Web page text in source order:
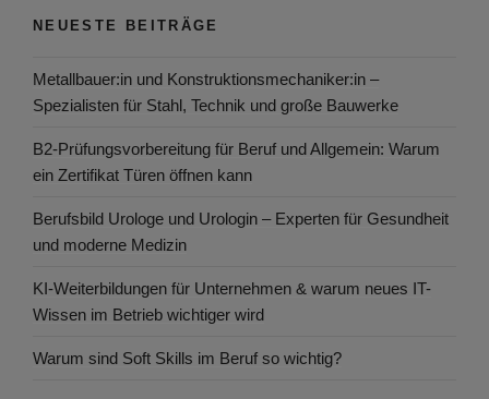
NEUESTE BEITRÄGE
Metallbauer:in und Konstruktionsmechaniker:in –
Spezialisten für Stahl, Technik und große Bauwerke
B2-Prüfungsvorbereitung für Beruf und Allgemein: Warum
ein Zertifikat Türen öffnen kann
Berufsbild Urologe und Urologin – Experten für Gesundheit
und moderne Medizin
KI-Weiterbildungen für Unternehmen & warum neues IT-
Wissen im Betrieb wichtiger wird
Warum sind Soft Skills im Beruf so wichtig?